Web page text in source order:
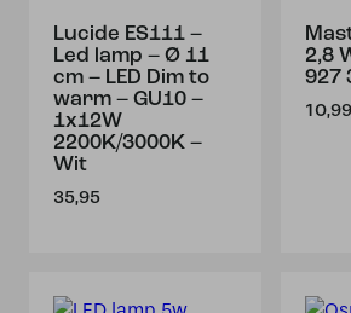
Lucide ES111 –
Led lamp – Ø 11
cm – LED Dim to
warm – GU10 –
1x12W
2200K/3000K –
Wit
35,95
2,8
927
10,99